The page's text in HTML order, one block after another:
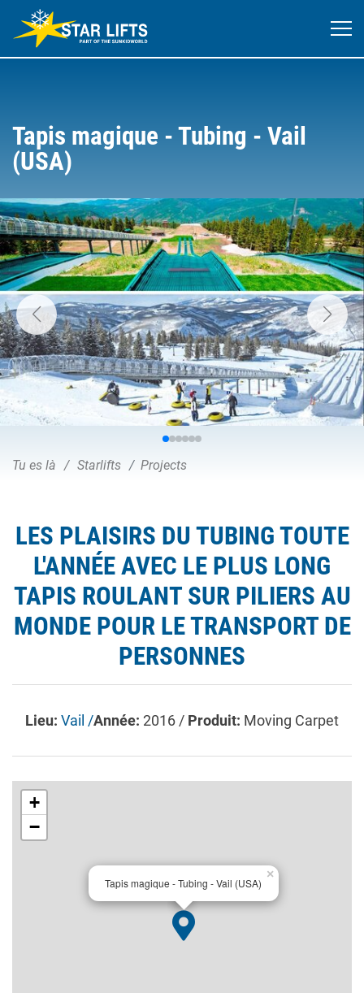
Tapis magique - Tubing - Vail
(USA)
Tu es là Starlifts Projects
LES PLAISIRS DU TUBING TOUTE
L'ANNÉE AVEC LE PLUS LONG
TAPIS ROULANT SUR PILIERS AU
MONDE POUR LE TRANSPORT DE
PERSONNES
Lieu: Vail /Année: 2016 / Produit: Moving Carpet
Tapis magique - Tubing - Vail (USA)
×
+
−